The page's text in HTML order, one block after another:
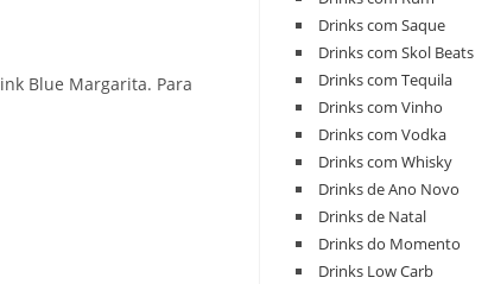
Blue Margarita. Para
Drinks com Saque
Drinks com Skol Beats
Drinks com Tequila
Drinks com Vinho
Drinks com Vodka
Drinks com Whisky
Drinks de Ano Novo
Drinks de Natal
Drinks do Momento
Drinks Low Carb